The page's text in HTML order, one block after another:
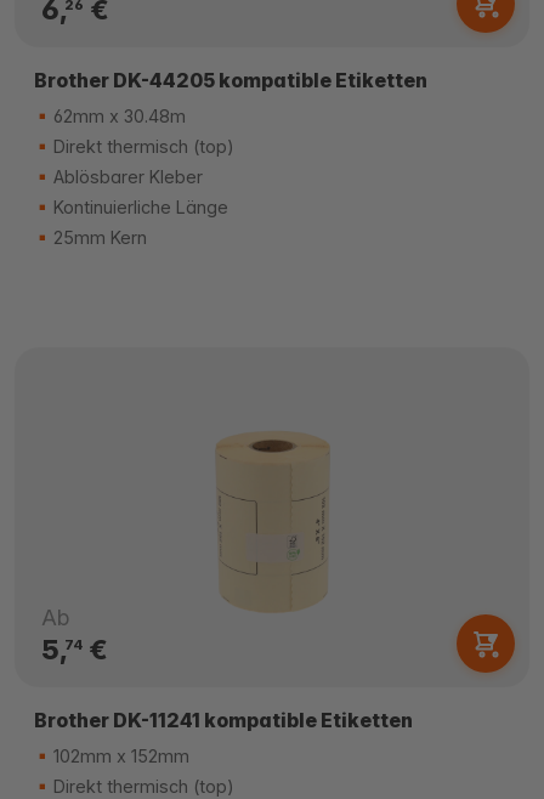
6,26 €
Brother DK-44205 kompatible Etiketten
62mm x 30.48m
Direkt thermisch (top)
Ablösbarer Kleber
Kontinuierliche Länge
25mm Kern
Ab
5,74€
Brother DK-11241 kompatible Etiketten
102mm x 152mm
Direkt thermisch (top)